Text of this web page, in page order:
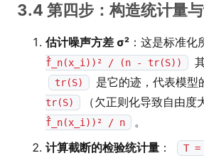
3.4 第四步：构造统计量
估计噪声方差 σ² ：这是标准
f̂_n(x_i))² / (n - tr(S))
tr(S)
是它的迹，代表模
tr(S) （欠正则化导致自由
f̂_n(x_i))² / n
。
计算截断的检验统计量 ： T